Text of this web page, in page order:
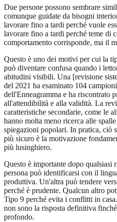
Due persone possono sembrare
comunque guidate da bisogni
lavorare fino a tardi perché vuole
lavorare fino a tardi perché teme di
comportamento corrisponde, ma il
Questo è uno dei motivi per cui la
può diventare confusa quando i
abitudini visibili. Una [revisione
del 2021 ha esaminato 104
dell'Enneagramma e ha riscontrato
all'attendibilità e alla validità. La
caratteristiche secondarie, come le
hanno molta meno ricerca alle
spiegazioni popolari. In pratica, ciò
più sicuro è la motivazione
più lusinghiero.
Questo è importante dopo qualsiasi
persona può identificarsi con il
produttiva. Un'altra può tendere
perché è prudente. Qualcun altro
Tipo 9 perché evita i conflitti in
non sono la risposta definitiva
profondo.